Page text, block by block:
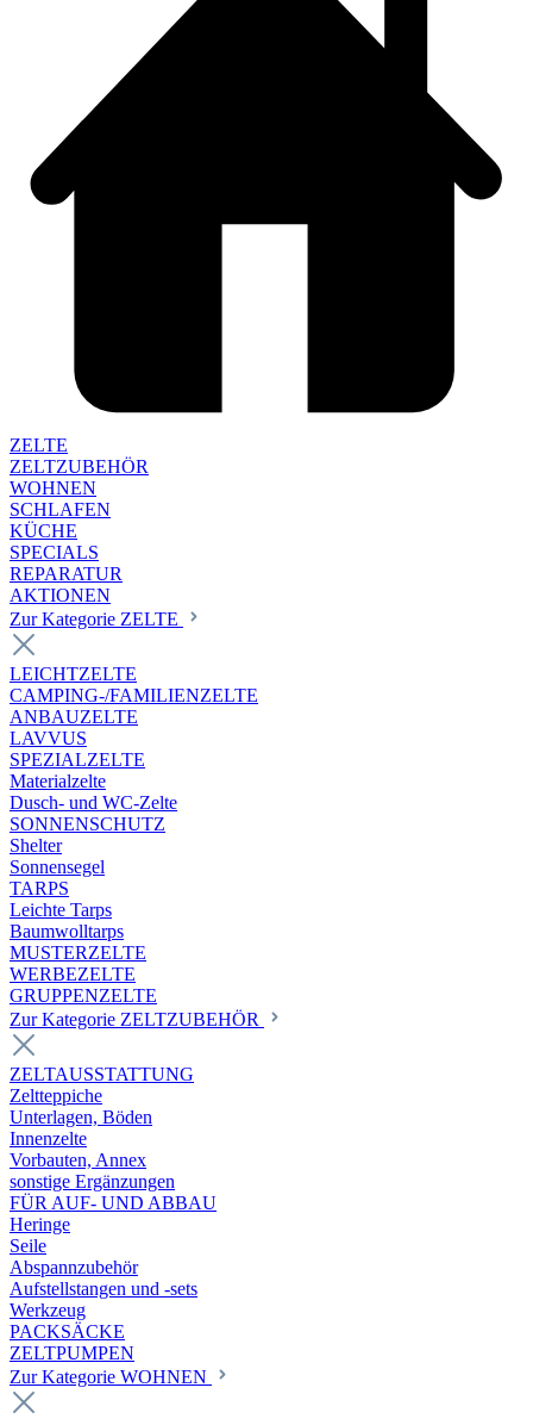
ZELTE
ZELTZUBEHÖR
WOHNEN
SCHLAFEN
KÜCHE
SPECIALS
REPARATUR
AKTIONEN
Zur Kategorie ZELTE
LEICHTZELTE
CAMPING-/FAMILIENZELTE
ANBAUZELTE
LAVVUS
SPEZIALZELTE
Materialzelte
Dusch- und WC-Zelte
SONNENSCHUTZ
Shelter
Sonnensegel
TARPS
Leichte Tarps
Baumwolltarps
MUSTERZELTE
WERBEZELTE
GRUPPENZELTE
Zur Kategorie ZELTZUBEHÖR
ZELTAUSSTATTUNG
Zeltteppiche
Unterlagen, Böden
Innenzelte
Vorbauten, Annex
sonstige Ergänzungen
FÜR AUF- UND ABBAU
Heringe
Seile
Abspannzubehör
Aufstellstangen und -sets
Werkzeug
PACKSÄCKE
ZELTPUMPEN
Zur Kategorie WOHNEN